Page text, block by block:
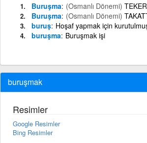
Buruşma (Osmanlı Dönemi)
Buruşma (Osmanlı Dönemi)
buruş Hoşaf yapmak için
buruşma Buruşmak işi
buruşmak
Resimler
Google Resimler
Bing Resimler